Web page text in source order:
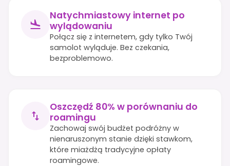
Natychmiastowy internet po
wylądowaniu
Połącz się z internetem, gdy tylko Twój
samolot wyląduje. Bez czekania,
bezproblemowo.
Oszczędź 80% w porównaniu do
roamingu
Zachowaj swój budżet podróżny w
nienaruszonym stanie dzięki stawkom,
które miażdżą tradycyjne opłaty
roamingowe.